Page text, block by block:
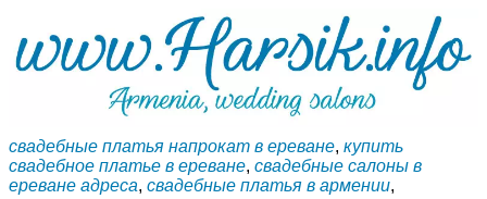
свадебные платья напрокат в ереване, купить
свадебное платье в ереване, свадебные салоны в
ереване адреса, свадебные платья в армении,